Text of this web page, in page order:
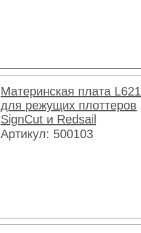
Материнская плата
для режущих плоттеров
SignCut и Redsail
Артикул: 500103